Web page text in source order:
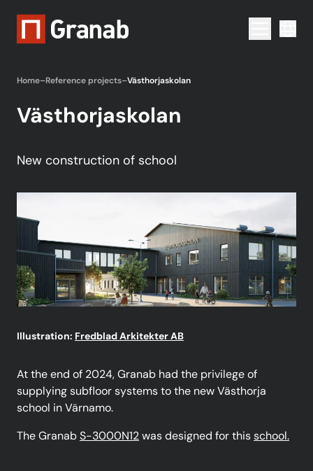
Menu
Home–Reference projects–Västhorjaskolan
Västhorjaskolan
New construction of school
Illustration: Fredblad Arkitekter AB
At the end of 2024, Granab had the privilege of
supplying subfloor systems to the new Västhorja
school in Värnamo.
The Granab S-3000N12 was designed for this school.